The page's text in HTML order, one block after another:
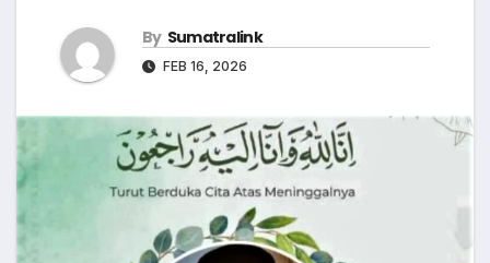
By Sumatralink
FEB 16, 2026